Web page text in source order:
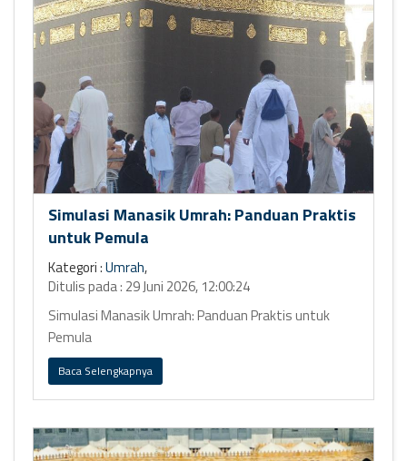
Simulasi Manasik Umrah: Panduan Praktis
untuk Pemula
Kategori :Umrah,
Ditulis pada : 29 Juni 2026, 12:00:24
Simulasi Manasik Umrah: Panduan Praktis untuk
Pemula
Baca Selengkapnya